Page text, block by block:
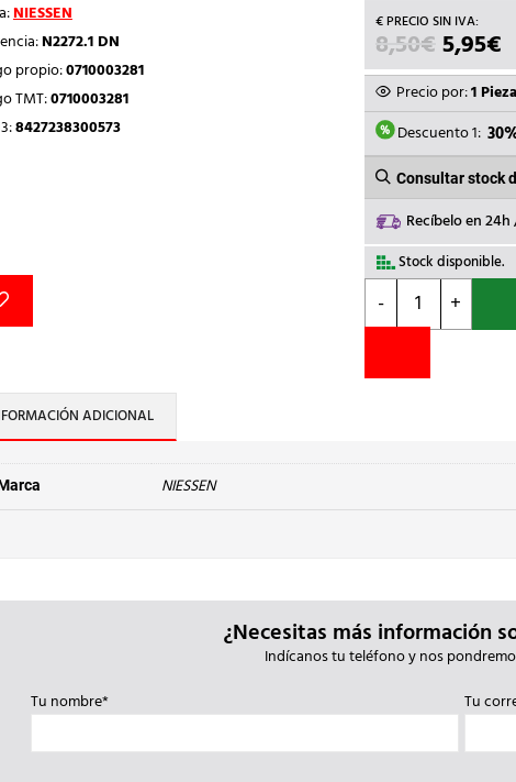
NIESSEN
N2272.1 DN
propio:0710003281
TMT:0710003281
8427238300573
8,50€ EL
PRECIO
ERA:
8,50€.
5,95€EL
Precio por:1 Pieza
Descuento 1:
Consultar stock
Recíbelo en
Stock disponible.
-
NIESSEN
MARCO
DE
+
ADICIONAL
NIESSEN
¿Necesitas más información
Indícanos tu teléfono y nos
Tu nombre*
Tu